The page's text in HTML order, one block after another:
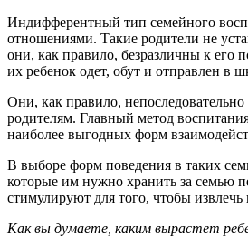
Индифферентный тип семейного
отношениями. Такие родители не
они, как правило, безразличны к его
их ребенок одет, обут и отправлен в
Они, как правило,
родителям. Главный метод
наиболее выгодных форм
В выборе форм поведения в таких
которые им нужно хранить за семью
стимулируют для того, чтобы
Как вы думаете, каким вырастет